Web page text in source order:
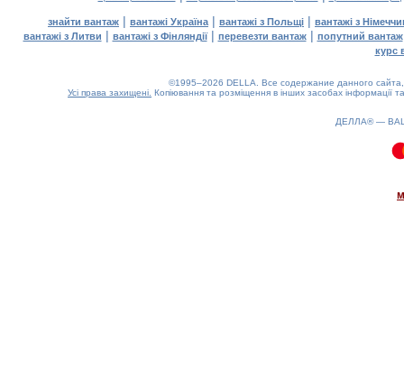
знайти вантаж | вантажі Україна | вантажі з Польщі | вантажі з
вантажі з Литви | вантажі з Фінляндії| перевезти вантаж| попутний вантаж
курс
©1995–2026 DELLA. Все содержание данного
Усі права захищені. Копіювання та розміщення в інших засобах інформації
ДЕЛЛА® —